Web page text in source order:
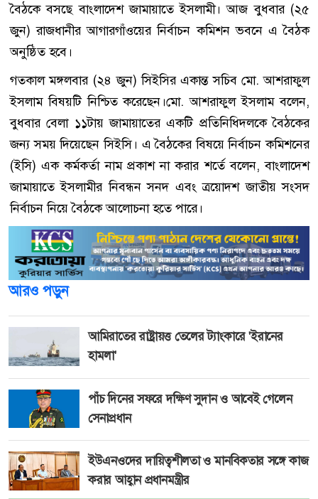
বৈঠকে বসছে বাংলাদেশ জামায়াতে ইসলামী। আজ বুধবার (২৫
জুন) রাজধানীর আগারগাঁওয়ের নির্বাচন কমিশন ভবনে এ বৈঠক
অনুষ্ঠিত হবে।
গতকাল মঙ্গলবার (২৪ জুন) সিইসির একান্ত সচিব মো. আশরাফুল
ইসলাম বিষয়টি নিশ্চিত করেছেন।মো. আশরাফুল ইসলাম বলেন,
বুধবার বেলা ১১টায় জামায়াতের একটি প্রতিনিধিদলকে বৈঠকের
জন্য সময় দিয়েছেন সিইসি। এ বৈঠকের বিষয়ে নির্বাচন কমিশনের
(ইসি) এক কর্মকর্তা নাম প্রকাশ না করার শর্তে বলেন, বাংলাদেশ
জামায়াতে ইসলামীর নিবন্ধন সনদ এবং ত্রয়োদশ জাতীয় সংসদ
নির্বাচন নিয়ে বৈঠকে আলোচনা হতে পারে।
আরও পড়ুন
আমিরাতের রাষ্ট্রায়ত্ত তেলের ট্যাংকারে 'ইরানের
হামলা'
পাঁচ দিনের সফরে দক্ষিণ সুদান ও আবেই গেলেন
সেনাপ্রধান
ইউএনওদের দায়িত্বশীলতা ও মানবিকতার সঙ্গে কাজ
করার আহ্বান প্রধানমন্ত্রীর